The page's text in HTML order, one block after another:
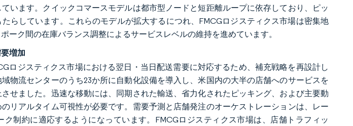
います。クイックコマースモデルは都市型ノードと短距離ループに依存しており、ピッ
らしています。これらのモデルが拡大するにつれ、FMCGロジスティクス市場は密集地
ーク間の在庫バランス調整によるサービスレベルの維持を進めています。
増加
ロジスティクス市場における翌日・当日配送需要に対応するため、補充戦略を再設計し
物流センターのうち23か所に自動化設備を導入し、米国内の大半の店舗へのサービスを
せました。迅速な移動には、同期された輸送、省力化されたピッキング、および主要動
リアルタイム可視性が必要です。需要予測と店舗発注のオーケストレーションは、レー
制約に適応するようになっています。FMCGロジスティクス市場は、店舗トラフィッ